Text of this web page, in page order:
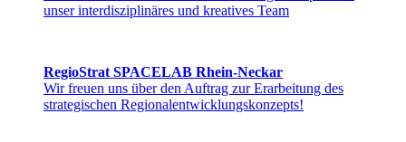
unser interdisziplinäres und kreatives Team
RegioStrat SPACELAB Rhein-Neckar
Wir freuen uns über den Auftrag zur Erarbeitung des
strategischen Regionalentwicklungskonzepts!